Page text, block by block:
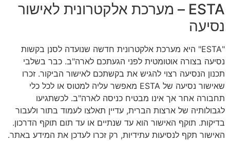
ESTA – מערכת אלקטרונית לאישור
נסיעה
"ESTA" היא מערכת אלקטרונית חדשה שנועדה לסנן בקשות
נסיעה בצורה אוטומטית לפני הגעתכם לארה"ב. כבר בשלבי
תכנון הנסיעה רצוי להגיש את בקשתכם לאישור הביקור. זכרו
שאישור נסיעה של ESTA מאפשר עליה למטוס או לכל כלי
תחבורה אחר אך אינו מבטיח כניסה לארה"ב. לכשתגיעו
לגבולותיה של ארצות הברית, עדיין תאלצו לעמוד בתור ולעבור
בדיקות. תוקף האישור הוא עד שנתיים או עד תום תוקף הדרכון.
האישור תקף לנסיעות עתידיות, רק זכרו לעדכן את המידע באתר.